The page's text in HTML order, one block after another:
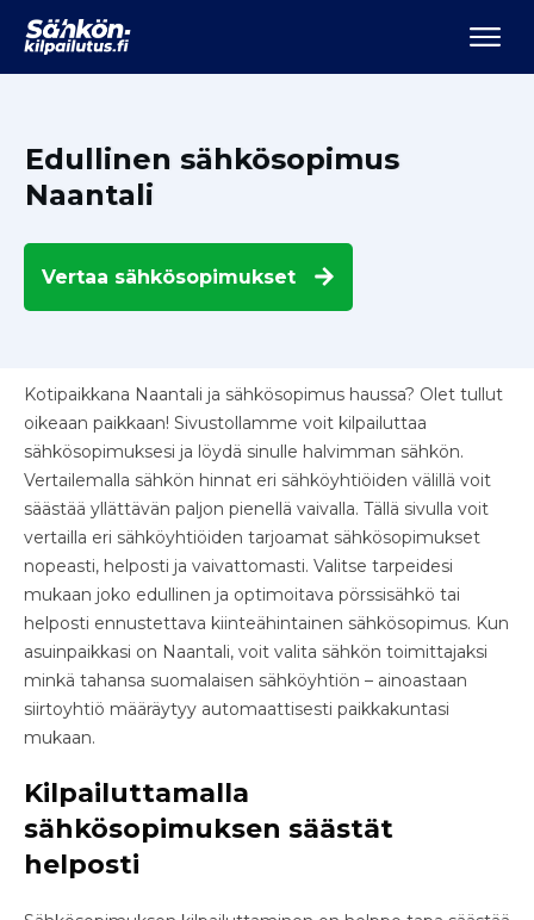
Edullinen sähkösopimus
Naantali
Vertaa sähkösopimukset
Kotipaikkana Naantali ja sähkösopimus haussa? Olet tullut
oikeaan paikkaan! Sivustollamme voit kilpailuttaa
sähkösopimuksesi ja löydä sinulle halvimman sähkön.
Vertailemalla sähkön hinnat eri sähköyhtiöiden välillä voit
säästää yllättävän paljon pienellä vaivalla. Tällä sivulla voit
vertailla eri sähköyhtiöiden tarjoamat sähkösopimukset
nopeasti, helposti ja vaivattomasti. Valitse tarpeidesi
mukaan joko edullinen ja optimoitava pörssisähkö tai
helposti ennustettava kiinteähintainen sähkösopimus. Kun
asuinpaikkasi on Naantali, voit valita sähkön toimittajaksi
minkä tahansa suomalaisen sähköyhtiön – ainoastaan
siirtoyhtiö määräytyy automaattisesti paikkakuntasi
mukaan.
Kilpailuttamalla
sähkösopimuksen säästät
helposti